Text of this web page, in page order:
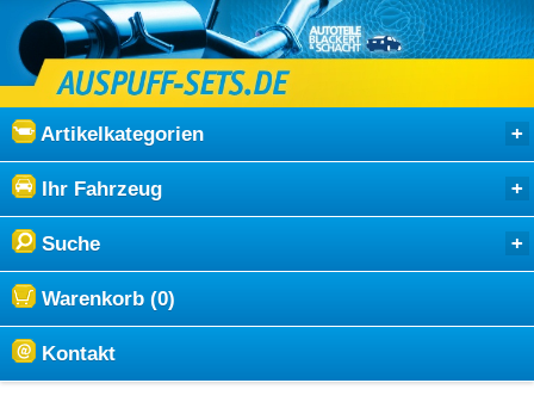
Artikelkategorien
Ihr Fahrzeug
Suche
Warenkorb (0)
Kontakt